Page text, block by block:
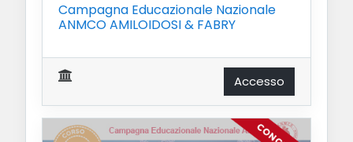
Campagna Educazionale Nazionale
ANMCO AMILOIDOSI & FABRY
Accesso